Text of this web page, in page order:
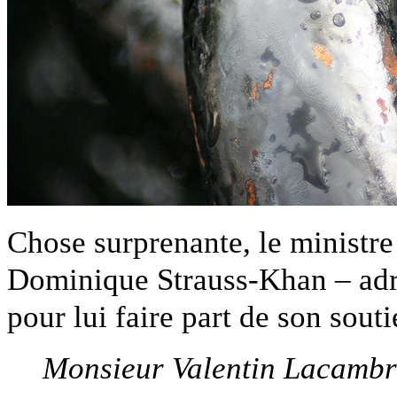
Chose surprenante, le
Dominique Strauss-Khan –
pour lui faire part de son
Monsieur Valentin